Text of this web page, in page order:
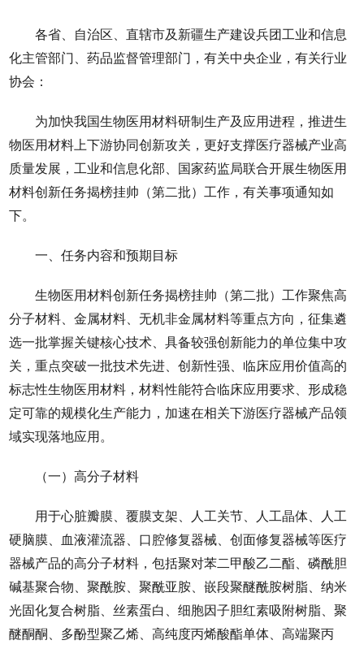
各省、自治区、直辖市及新疆生产建设兵团工业和信息
化主管部门、药品监督管理部门，有关中央企业，有关行业
协会：
为加快我国生物医用材料研制生产及应用进程，推进生
物医用材料上下游协同创新攻关，更好支撑医疗器械产业高
质量发展，工业和信息化部、国家药监局联合开展生物医用
材料创新任务揭榜挂帅（第二批）工作，有关事项通知如
下。
一、任务内容和预期目标
生物医用材料创新任务揭榜挂帅（第二批）工作聚焦高
分子材料、金属材料、无机非金属材料等重点方向，征集遴
选一批掌握关键核心技术、具备较强创新能力的单位集中攻
关，重点突破一批技术先进、创新性强、临床应用价值高的
标志性生物医用材料，材料性能符合临床应用要求、形成稳
定可靠的规模化生产能力，加速在相关下游医疗器械产品领
域实现落地应用。
（一）高分子材料
用于心脏瓣膜、覆膜支架、人工关节、人工晶体、人工
硬脑膜、血液灌流器、口腔修复器械、创面修复器械等医疗
器械产品的高分子材料，包括聚对苯二甲酸乙二酯、磷酰胆
碱基聚合物、聚酰胺、聚酰亚胺、嵌段聚醚酰胺树脂、纳米
光固化复合树脂、丝素蛋白、细胞因子胆红素吸附树脂、聚
醚酮酮、多酚型聚乙烯、高纯度丙烯酸酯单体、高端聚丙